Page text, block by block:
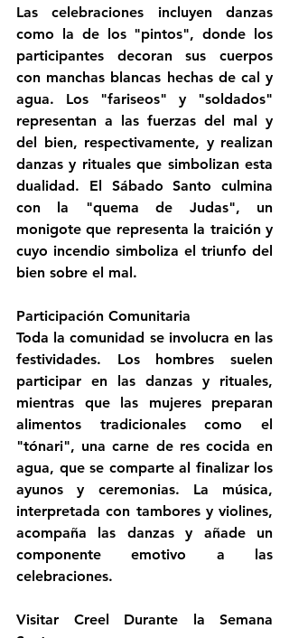
Las celebraciones incluyen danzas
como la de los "pintos", donde los
participantes decoran sus cuerpos
con manchas blancas hechas de cal y
agua. Los "fariseos" y "soldados"
representan a las fuerzas del mal y
del bien, respectivamente, y realizan
danzas y rituales que simbolizan esta
dualidad. El Sábado Santo culmina
con la "quema de Judas", un
monigote que representa la traición y
cuyo incendio simboliza el triunfo del
bien sobre el mal.
Participación Comunitaria
Toda la comunidad se involucra en las
festividades. Los hombres suelen
participar en las danzas y rituales,
mientras que las mujeres preparan
alimentos tradicionales como el
"tónari", una carne de res cocida en
agua, que se comparte al finalizar los
ayunos y ceremonias. La música,
interpretada con tambores y violines,
acompaña las danzas y añade un
componente emotivo a las
celebraciones.
Visitar Creel Durante la Semana